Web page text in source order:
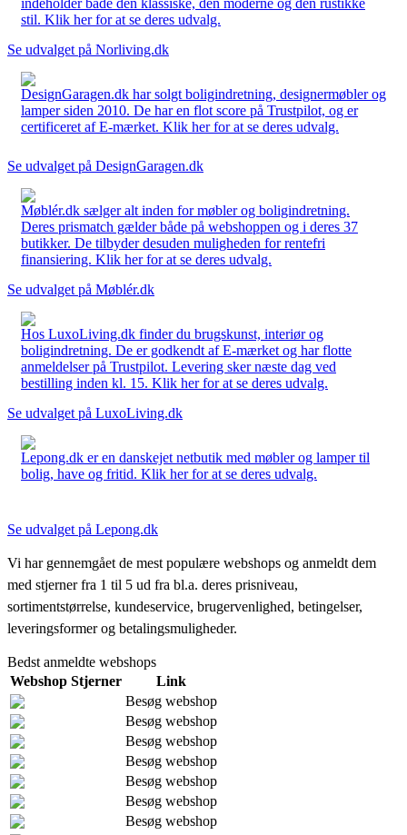
stil. Klik her for at se deres udvalg.
Se udvalget på Norliving.dk
DesignGaragen.dk har solgt boligindretning, designermøbler og
lamper siden 2010. De har en flot score på Trustpilot, og er
certificeret af E-mærket. Klik her for at se deres udvalg.
Se udvalget på DesignGaragen.dk
Møblér.dk sælger alt inden for møbler og boligindretning.
Deres prismatch gælder både på webshoppen og i deres 37
butikker. De tilbyder desuden muligheden for rentefri
finansiering. Klik her for at se deres udvalg.
Se udvalget på Møblér.dk
Hos LuxoLiving.dk finder du brugskunst, interiør og
boligindretning. De er godkendt af E-mærket og har flotte
anmeldelser på Trustpilot. Levering sker næste dag ved
bestilling inden kl. 15. Klik her for at se deres udvalg.
Se udvalget på LuxoLiving.dk
Lepong.dk er en danskejet netbutik med møbler og lamper til
bolig, have og fritid. Klik her for at se deres udvalg.
Se udvalget på Lepong.dk
Vi har gennemgået de mest populære webshops og anmeldt dem
med stjerner fra 1 til 5 ud fra bl.a. deres prisniveau,
sortimentstørrelse, kundeservice, brugervenlighed, betingelser,
leveringsformer og betalingsmuligheder.
Bedst anmeldte webshops
Webshop Stjerner
Link
Besøg webshop
Besøg webshop
Besøg webshop
Besøg webshop
Besøg webshop
Besøg webshop
Besøg webshop